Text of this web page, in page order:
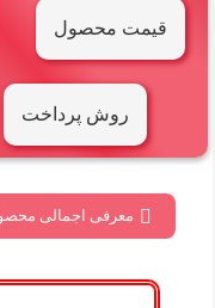
قیمت محصول
روش پرداخت
معرفی اجمالی